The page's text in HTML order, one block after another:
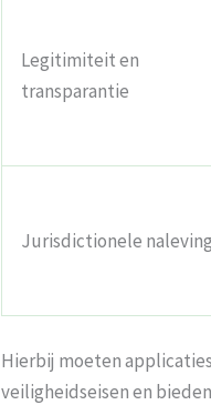
Legitimiteit en
transparantie
Jurisdictionele naleving
Hierbij moeten
veiligheidseisen en